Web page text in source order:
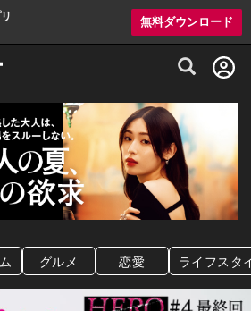
無料ダウンロード
グルメ情報・プレミアムレストラン予約
グルメ 恋愛 ライフスタ